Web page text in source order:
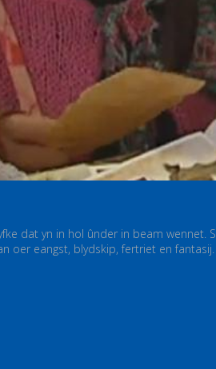
dat yn in hol ûnder in beam
oer eangst, blydskip, fertriet en fantasij.